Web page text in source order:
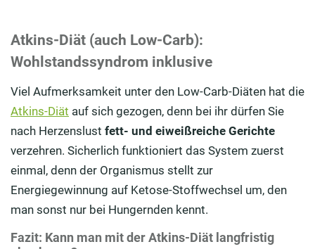
Atkins-Diät (auch Low-Carb):
Wohlstandssyndrom inklusive
Viel Aufmerksamkeit unter den Low-Carb-Diäten hat die
Atkins-Diät auf sich gezogen, denn bei ihr dürfen Sie
nach Herzenslust fett- und eiweißreiche Gerichte
verzehren. Sicherlich funktioniert das System zuerst
einmal, denn der Organismus stellt zur
Energiegewinnung auf Ketose-Stoffwechsel um, den
man sonst nur bei Hungernden kennt.
Fazit: Kann man mit der Atkins-Diät langfristig